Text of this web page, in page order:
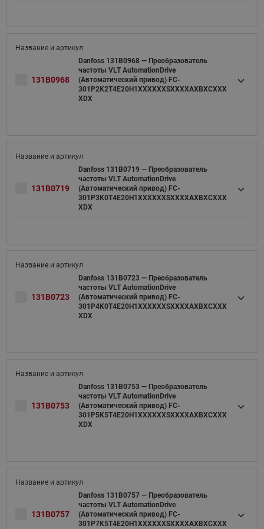
131B0968
Danfoss 131B0968 — Преобразователь
частоты VLT AutomationDrive
(Автоматический привод) FC-
301P2K2T4E20H1XXXXXXSXXXXAXBXCXXX
XDX
131B0719
Danfoss 131B0719 — Преобразователь
частоты VLT AutomationDrive
(Автоматический привод) FC-
301P3K0T4E20H1XXXXXXSXXXXAXBXCXXX
XDX
131B0723
Danfoss 131B0723 — Преобразователь
частоты VLT AutomationDrive
(Автоматический привод) FC-
301P4K0T4E20H1XXXXXXSXXXXAXBXCXXX
XDX
131B0753
Danfoss 131B0753 — Преобразователь
частоты VLT AutomationDrive
(Автоматический привод) FC-
301P5K5T4E20H1XXXXXXSXXXXAXBXCXXX
XDX
131B0757
Danfoss 131B0757 — Преобразователь
частоты VLT AutomationDrive
(Автоматический привод) FC-
301P7K5T4E20H1XXXXXXSXXXXAXBXCXXX